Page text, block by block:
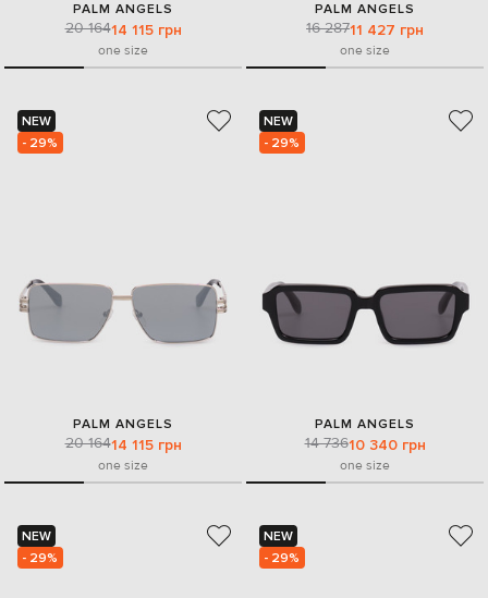
PALM ANGELS
20 16414 115 грн
one size
PALM ANGELS
16 28711 427 грн
one size
NEW
- 29%
PALM ANGELS
20 16414 115 грн
one size
NEW
- 29%
PALM ANGELS
14 73610 340 грн
one size
NEW
- 29%
NEW
- 29%